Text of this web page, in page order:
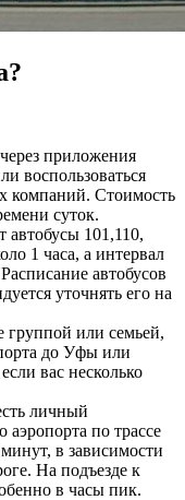
приложения
воспользоваться
компаний. Стоимость
суток.
автобусы 101,110,
1 часа, а интервал
автобусов
уточнять его на
группой или семьей,
до Уфы или
вас несколько
личный
аэропорта по трассе
в зависимости
На подъезде к
в часы пик.